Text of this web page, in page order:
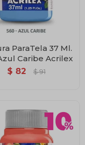
ParaTela 37 Ml.
Caribe Acrilex
$ 82 $ 91